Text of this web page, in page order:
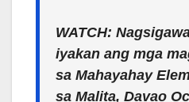
WATCH:
iyakan ang mga
sa Mahayahay
sa Malita, Davao